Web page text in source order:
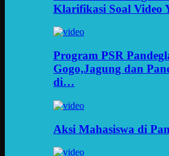
Klarifikasi Soal Video
Program PSR
Gogo,Jagung dan
di…
Aksi Mahasiswa di